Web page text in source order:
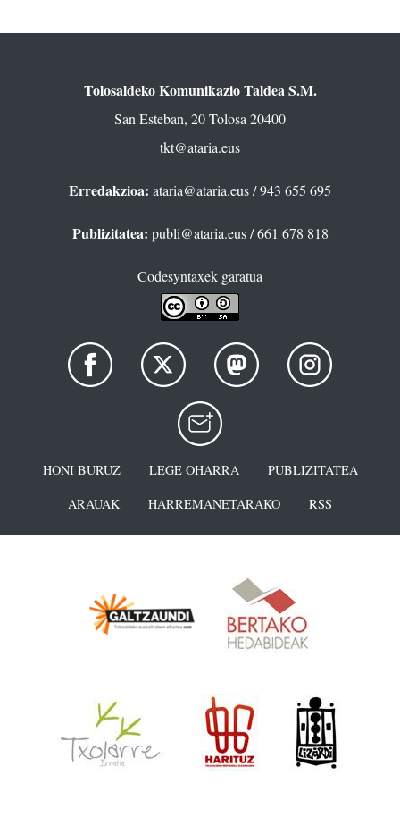
Tolosaldeko Komunikazio Taldea S.M.
San Esteban, 20 Tolosa 20400
tkt@ataria.eus
Erredakzioa: ataria@ataria.eus/ 943 655 695
Publizitatea: publi@ataria.eus/ 661 678 818
Codesyntaxek garatua
HONI BURUZ LEGE OHARRA
PUBLIZITATEA
ARAUAK
HARREMANETARAKO RSS